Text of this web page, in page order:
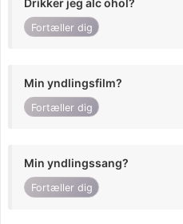
Fortæller dig
Min yndlingsfilm?
Fortæller dig
Min yndlingssang?
Fortæller dig